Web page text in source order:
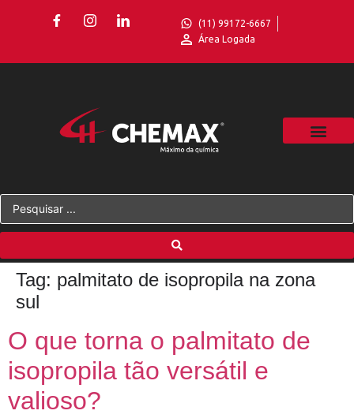
(11) 99172-6667
Área Logada
Tag: palmitato de isopropila na zona
sul
O que torna o palmitato de
isopropila tão versátil e
valioso?